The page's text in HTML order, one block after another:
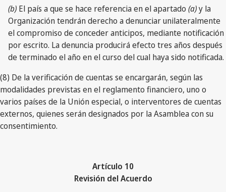
(b) El país a que se hace referencia en el apartado (a)y la
Organización tendrán derecho a denunciar unilateralmente
el compromiso de conceder anticipos, mediante notificación
por escrito. La denuncia producirá efecto tres años después
de terminado el año en el curso del cual haya sido notificada.
(8) De la verificación de cuentas se encargarán, según las
modalidades previstas en el reglamento financiero, uno o
varios países de la Unión especial, o interventores de cuentas
externos, quienes serán designados por la Asamblea con su
consentimiento.
Artículo 10
Revisión del Acuerdo